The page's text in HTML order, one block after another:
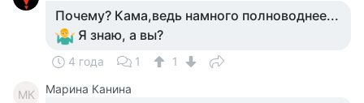
Почему? Кама,ведь намного полноводнее...
Я знаю, а вы?
4 года 1 1
МК Марина Канина